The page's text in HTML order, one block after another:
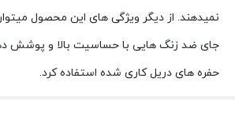
نمیدهند. از دیگر ویژگی های این محصول
جای ضد زنگ هایی با حساسیت بالا و پوشش
حفره های دریل کاری شده استفاده کرد.